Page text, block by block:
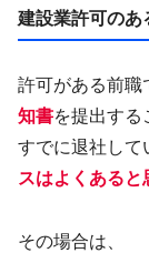
建設業許可のあ
許可がある前職
知書を提出する
すでに退社して
スはよくあると
その場合は、